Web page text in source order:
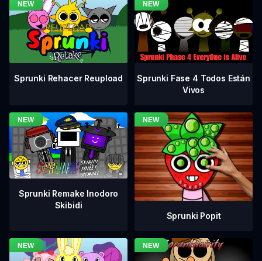
Sprunki Rehacer Reupload
Sprunki Fase 4 Todos Están
Vivos
Sprunki Remake Inodoro
Skibidi
Sprunki Popit